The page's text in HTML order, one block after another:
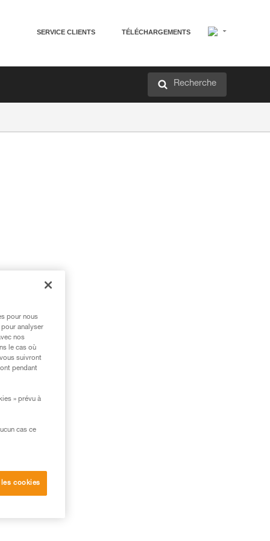
SERVICE CLIENTS TÉLÉCHARGEMENTS
Recherche
pour nous
analyser
nos
le cas où
suivront
pendant
» prévu à
cas ce
cookies